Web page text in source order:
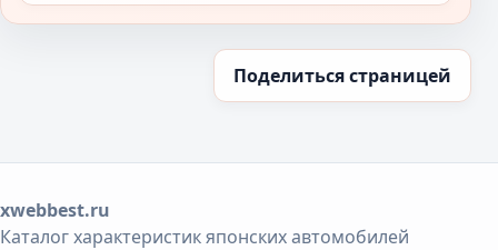
Поделиться страницей
xwebbest.ru
Каталог характеристик японских автомобилей